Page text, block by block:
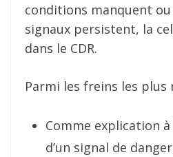
conditions manquent
signaux persistent, la
dans le CDR.
Parmi les freins les plus
Comme explication
d’un signal de